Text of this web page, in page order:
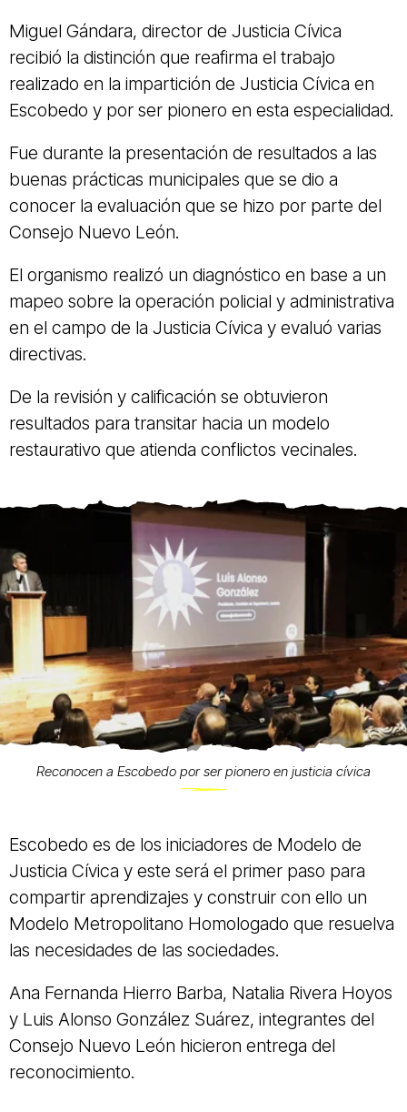
Miguel Gándara, director de Justicia Cívica
recibió la distinción que reafirma el trabajo
realizado en la impartición de Justicia Cívica en
Escobedo y por ser pionero en esta especialidad.
Fue durante la presentación de resultados a las
buenas prácticas municipales que se dio a
conocer la evaluación que se hizo por parte del
Consejo Nuevo León.
El organismo realizó un diagnóstico en base a un
mapeo sobre la operación policial y administrativa
en el campo de la Justicia Cívica y evaluó varias
directivas.
De la revisión y calificación se obtuvieron
resultados para transitar hacia un modelo
restaurativo que atienda conflictos vecinales.
Reconocen a Escobedo por ser pionero en justicia cívica
Escobedo es de los iniciadores de Modelo de
Justicia Cívica y este será el primer paso para
compartir aprendizajes y construir con ello un
Modelo Metropolitano Homologado que resuelva
las necesidades de las sociedades.
Ana Fernanda Hierro Barba, Natalia Rivera Hoyos
y Luis Alonso González Suárez, integrantes del
Consejo Nuevo León hicieron entrega del
reconocimiento.